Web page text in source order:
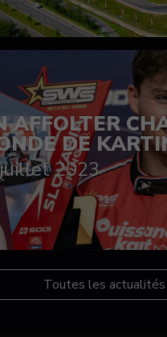
AFFOLTER
DE
2023
Toutes les actualités